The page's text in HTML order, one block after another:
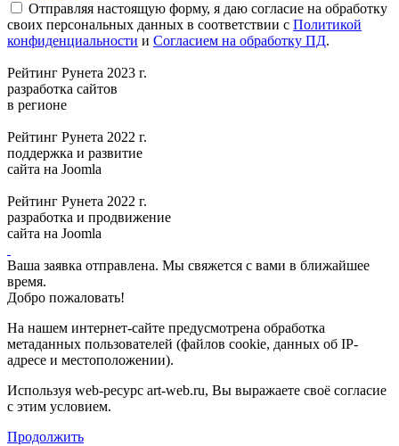
Отправляя настоящую форму, я даю согласие на обработку
своих персональных данных в соответствии с Политикой
конфиденциальности и Согласием на обработку ПД.
Рейтинг Рунета 2023 г.
разработка сайтов
в регионе
Рейтинг Рунета 2022 г.
поддержка и развитие
сайта на Joomla
Рейтинг Рунета 2022 г.
разработка и продвижение
сайта на Joomla
Ваша заявка отправлена. Мы свяжется с вами в ближайшее
время.
Добро пожаловать!
На нашем интернет-сайте предусмотрена обработка
метаданных пользователей (файлов cookie, данных об IP-
адресе и местоположении).
Используя web-ресурс art-web.ru, Вы выражаете своё согласие
с этим условием.
Продолжить